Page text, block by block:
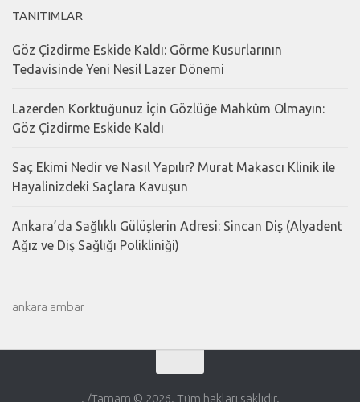
TANITIMLAR
Göz Çizdirme Eskide Kaldı: Görme Kusurlarının
Tedavisinde Yeni Nesil Lazer Dönemi
Lazerden Korktuğunuz İçin Gözlüğe Mahkûm Olmayın:
Göz Çizdirme Eskide Kaldı
Saç Ekimi Nedir ve Nasıl Yapılır? Murat Makascı Klinik ile
Hayalinizdeki Saçlara Kavuşun
Ankara’da Sağlıklı Gülüşlerin Adresi: Sincan Diş (Alyadent
Ağız ve Diş Sağlığı Polikliniği)
ankara ambar
. /Tamam © 2026. Tüm hakları saklıdır.